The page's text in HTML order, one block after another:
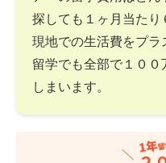
探しても１ヶ月当た
現地での生活費をプ
留学でも全部で１０
しまいます。